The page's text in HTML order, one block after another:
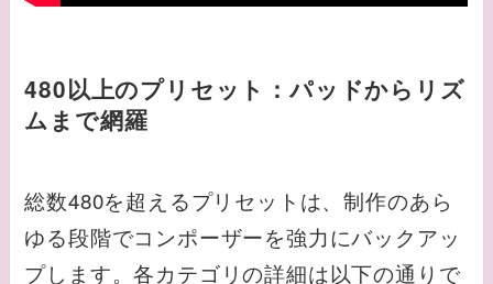
480以上のプリセット：パッドからリズ
ムまで網羅
総数480を超えるプリセットは、制作のあら
ゆる段階でコンポーザーを強力にバックアッ
プします。各カテゴリの詳細は以下の通りで